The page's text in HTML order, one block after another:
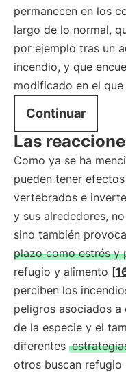
permanecen en los
largo de lo normal,
por ejemplo tras un
incendio, y que
modificado en el
Continuar
Las
Como ya se ha
pueden tener
vertebrados e
y sus alrededores,
sino también
plazo como estrés y
refugio y alimento [
perciben los
peligros asociados a
de la especie y el
diferentes
otros buscan refugio